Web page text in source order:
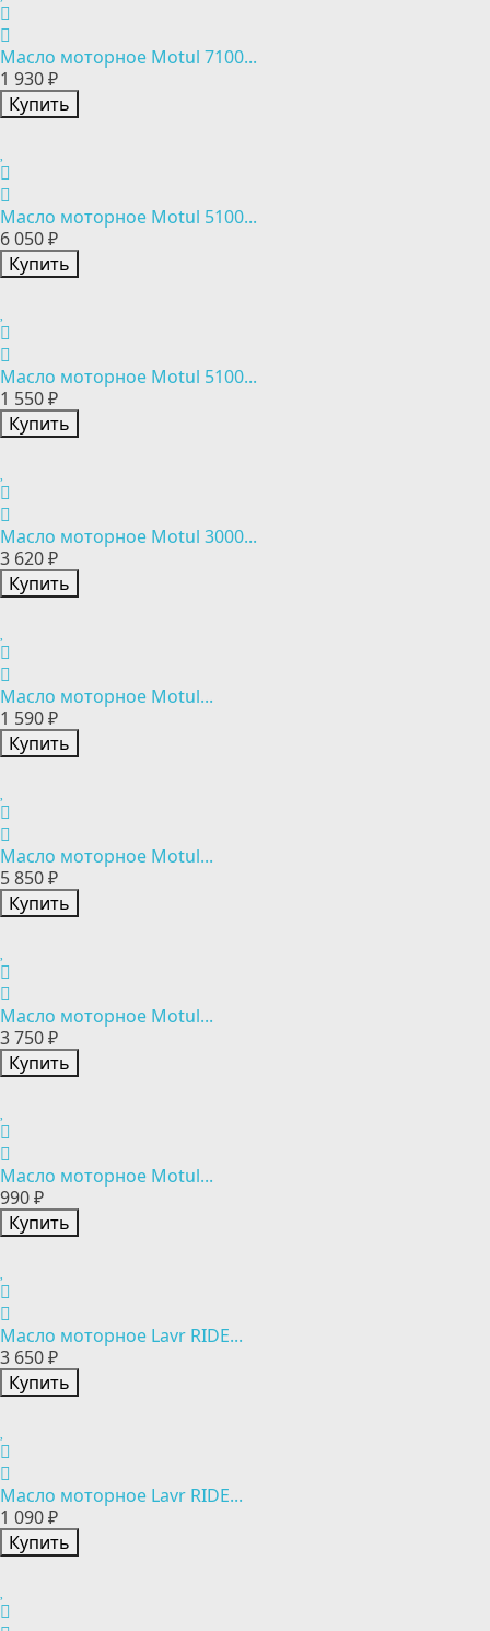
Масло моторное Motul 7100...
1 930 ₽
Купить
Масло моторное Motul 5100...
6 050 ₽
Купить
Масло моторное Motul 5100...
1 550 ₽
Купить
Масло моторное Motul 3000...
3 620 ₽
Купить
Масло моторное Motul...
1 590 ₽
Купить
Масло моторное Motul...
5 850 ₽
Купить
Масло моторное Motul...
3 750 ₽
Купить
Масло моторное Motul...
990 ₽
Купить
Масло моторное Lavr RIDE...
3 650 ₽
Купить
Масло моторное Lavr RIDE...
1 090 ₽
Купить